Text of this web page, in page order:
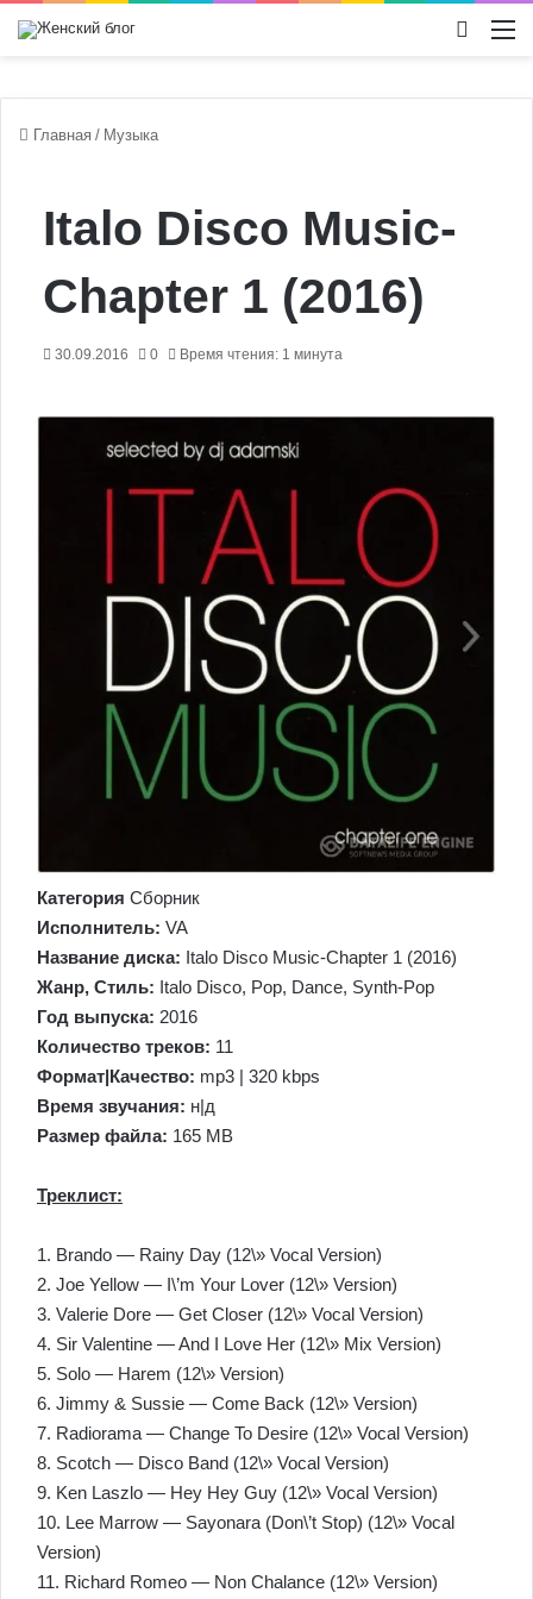
Главная / Музыка
Italo Disco Music-
Chapter 1 (2016)
30.09.2016 0 Время чтения: 1 минута
Категория Сборник
Исполнитель: VA
Название диска: Italo Disco Music-Chapter 1 (2016)
Жанр, Стиль: Italo Disco, Pop, Dance, Synth-Pop
Год выпуска: 2016
Количество треков: 11
Формат|Качество: mp3 | 320 kbps
Время звучания: н|д
Размер файла: 165 MB
Треклист:
1. Brando — Rainy Day (12\» Vocal Version)
2. Joe Yellow — I\’m Your Lover (12\» Version)
3. Valerie Dore — Get Closer (12\» Vocal Version)
4. Sir Valentine — And I Love Her (12\» Mix Version)
5. Solo — Harem (12\» Version)
6. Jimmy & Sussie — Come Back (12\» Version)
7. Radiorama — Change To Desire (12\» Vocal Version)
8. Scotch — Disco Band (12\» Vocal Version)
9. Ken Laszlo — Hey Hey Guy (12\» Vocal Version)
10. Lee Marrow — Sayonara (Don\’t Stop) (12\» Vocal
Version)
11. Richard Romeo — Non Chalance (12\» Version)